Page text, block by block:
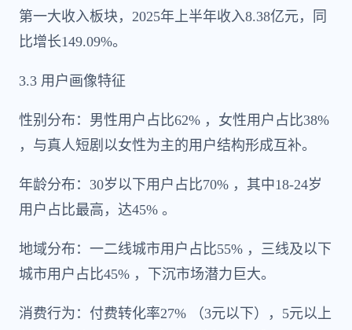
第一大收入板块，2025年上半年收入8.38亿元，同
比增长149.09%。
3.3 用户画像特征
性别分布：男性用户占比62% ，女性用户占比38%
，与真人短剧以女性为主的用户结构形成互补。
年龄分布：30岁以下用户占比70% ，其中18-24岁
用户占比最高，达45% 。
地域分布：一二线城市用户占比55% ，三线及以下
城市用户占比45% ，下沉市场潜力巨大。
消费行为：付费转化率27% （3元以下），5元以上